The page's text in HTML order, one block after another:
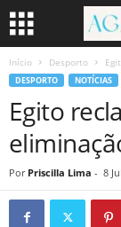
Início Desporto
DESPORTO NOTÍCIAS
Egito
Por Priscilla Lima - 8